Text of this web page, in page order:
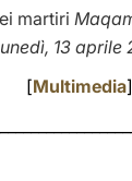
martiri
13 aprile
[Multimedia]